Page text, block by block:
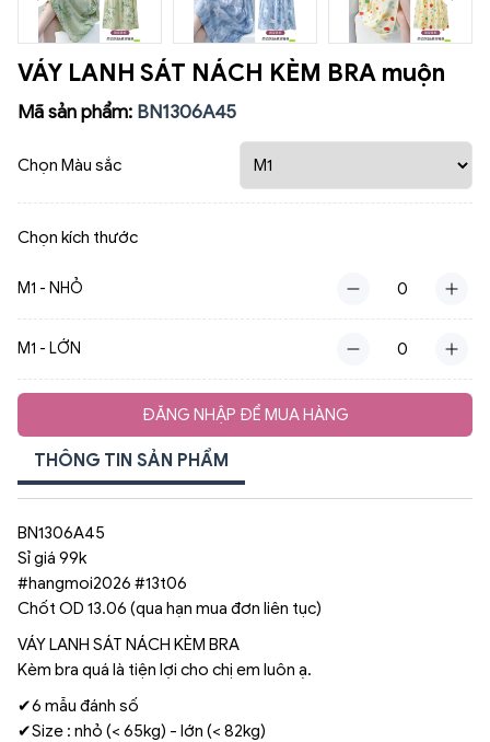
VÁY LANH SÁT NÁCH KÈM BRA muộn
Mã sản phẩm: BN1306A45
Chọn Màu sắc
Chọn kích thước
M1 - NHỎ
M1 - LỚN
ĐĂNG NHẬP ĐỂ MUA HÀNG
THÔNG TIN SẢN PHẨM
BN1306A45
Sỉ giá 99k
#hangmoi2026 #13t06
Chốt OD 13.06 (qua hạn mua đơn liên tục)
VÁY LANH SÁT NÁCH KÈM BRA
Kèm bra quá là tiện lợi cho chị em luôn ạ.
✔6 mẫu đánh số
✔Size : nhỏ (< 65kg) - lớn (< 82kg)